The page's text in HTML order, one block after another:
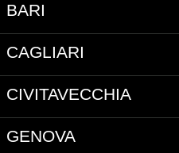
BARI
CAGLIARI
CIVITAVECCHIA
GENOVA